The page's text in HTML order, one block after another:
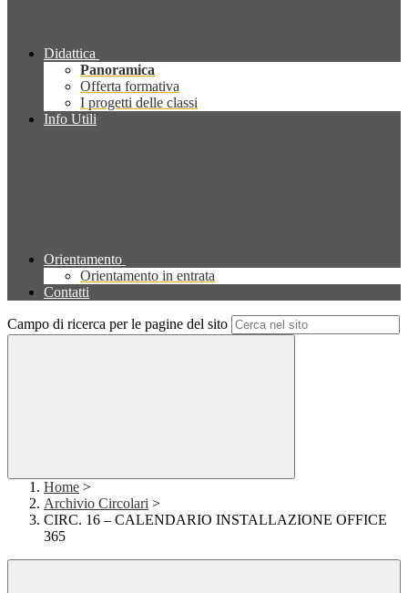
Didattica
Panoramica
Offerta formativa
I progetti delle classi
Info Utili
Orientamento
Orientamento in entrata
Contatti
Campo di ricerca per le pagine del sito
Home >
Archivio Circolari >
CIRC. 16 – CALENDARIO INSTALLAZIONE OFFICE
365